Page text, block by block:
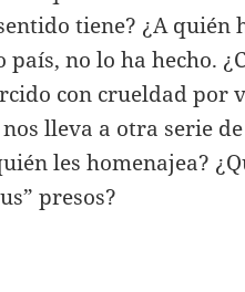
tiene? ¿A quién
país, no lo ha hecho.
con crueldad por
lleva a otra serie
les homenajea?
presos?